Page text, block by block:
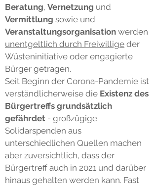
Beratung, Vernetzung und
Vermittlung sowie und
Veranstaltungsorganisation werden
unentgeltlich durch Freiwillige der
Wüsteninitiative oder engagierte
Bürger getragen.
Seit Beginn der Corona-Pandemie ist
verständlicherweise die Existenz des
Bürgertreffs grundsätzlich
gefährdet - großzügige
Solidarspenden aus
unterschiedlichen Quellen machen
aber zuversichtlich, dass der
Bürgertreff auch in 2021 und darüber
hinaus gehalten werden kann. Fast